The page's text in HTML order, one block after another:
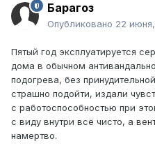
Барагоз
Опубликовано 22
Пятый год эксплуатируется
дома в обычном
подогрева, без
страшно подойти, издали
с работоспособностью при
с виду внутри всё чисто, а
намертво.